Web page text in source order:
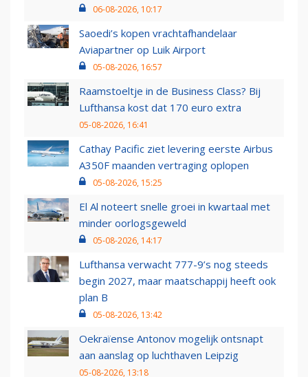
06-08-2026, 10:17
Saoedi’s kopen vrachtafhandelaar
Aviapartner op Luik Airport
05-08-2026, 16:57
Raamstoeltje in de Business Class? Bij
Lufthansa kost dat 170 euro extra
05-08-2026, 16:41
Cathay Pacific ziet levering eerste Airbus
A350F maanden vertraging oplopen
05-08-2026, 15:25
El Al noteert snelle groei in kwartaal met
minder oorlogsgeweld
05-08-2026, 14:17
Lufthansa verwacht 777-9’s nog steeds
begin 2027, maar maatschappij heeft ook
plan B
05-08-2026, 13:42
Oekraïense Antonov mogelijk ontsnapt
aan aanslag op luchthaven Leipzig
05-08-2026, 13:18